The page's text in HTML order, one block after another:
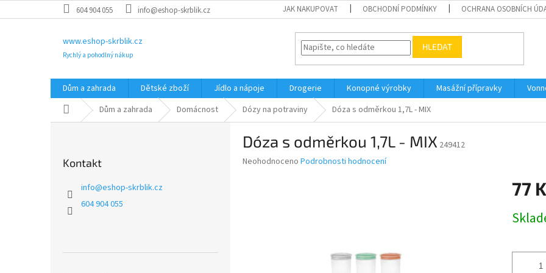
na
604 904 055 info@eshop-skrblik.cz JAK NAKUPOVAT OBCHODNÍ PODMÍNKY OCHRANA OSOBNÍCH
www.eshop-skrblik.cz
Rychlý a pohodlný nákup
HLEDAT
Dům a zahrada Dětské zboží Jídlo a nápoje Drogerie Konopné výrobky Masážní přípravky
Domů Dům a zahrada Domácnost Dózy na potraviny Dóza s odměrkou 1,7L - MIX
Kontakt
info@eshop-skrblik.cz
604 904 055
Dóza s odměrkou 1,7L - MIX 249412
Průměrné
Neohodnoceno Podrobnosti hodnocení
77
cena: